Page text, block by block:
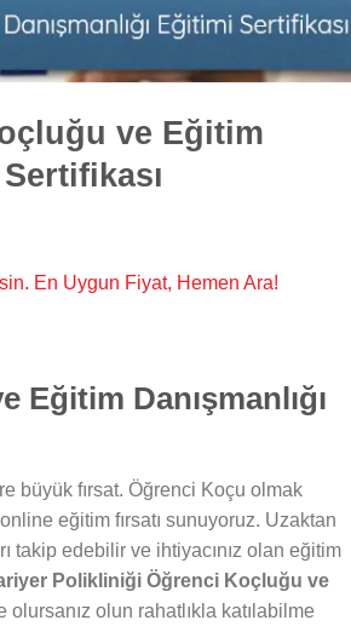
ve Eğitim
En Uygun Fiyat, Hemen Ara!
Eğitim Danışmanlığı
büyük fırsat. Öğrenci Koçu olmak
eğitim fırsatı sunuyoruz. Uzaktan
takip edebilir ve ihtiyacınız olan eğitim
Polikliniği Öğrenci Koçluğu ve
olun rahatlıkla katılabilme